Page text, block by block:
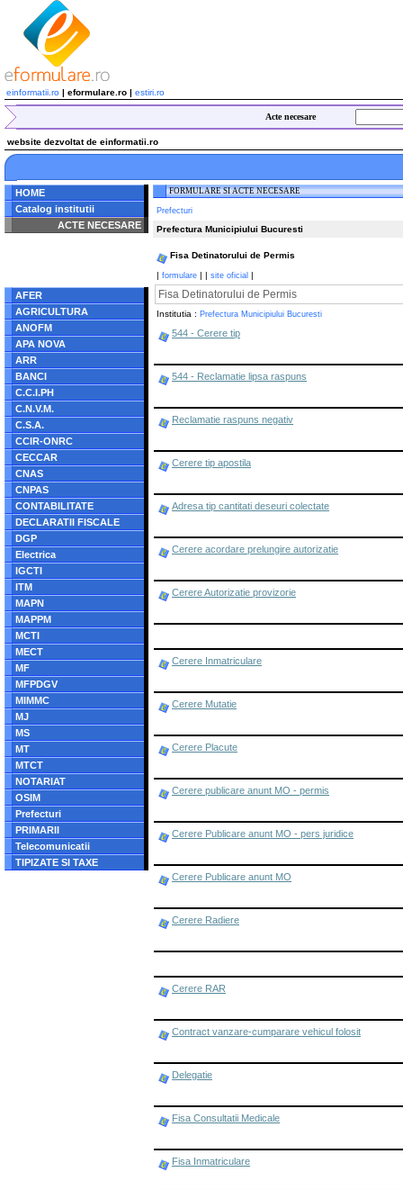
einformatii.ro | eformulare.ro | estiri.ro
Acte necesare
website dezvoltat de einformatii.ro
HOME
Catalog institutii
ACTE NECESARE
/home/eformulare.ro/public_html/navigare/stanga.php
AFER
AGRICULTURA
ANOFM
APA NOVA
ARR
BANCI
C.C.I.PH
C.N.V.M.
C.S.A.
CCIR-ONRC
CECCAR
CNAS
CNPAS
CONTABILITATE
DECLARATII FISCALE
DGP
Electrica
IGCTI
ITM
MAPN
MAPPM
MCTI
MECT
MF
MFPDGV
MIMMC
MJ
MS
MT
MTCT
NOTARIAT
OSIM
Prefecturi
PRIMARII
Telecomunicatii
TIPIZATE SI TAXE
FORMULARE SI ACTE NECESARE
Prefecturi
Prefectura Municipiului Bucuresti
Fisa Detinatorului de Permis
| formulare | | site oficial |
Fisa Detinatorului de Permis
Institutia : Prefectura Municipiului Bucuresti
544 - Cerere tip
544 - Reclamatie lipsa raspuns
Reclamatie raspuns negativ
Cerere tip apostila
Adresa tip cantitati deseuri colectate
Cerere acordare prelungire autorizatie
Cerere Autorizatie provizorie
Cerere Inmatriculare
Cerere Mutatie
Cerere Placute
Cerere publicare anunt MO - permis
Cerere Publicare anunt MO - pers juridice
Cerere Publicare anunt MO
Cerere Radiere
Cerere RAR
Contract vanzare-cumparare vehicul folosit
Delegatie
Fisa Consultatii Medicale
Fisa Inmatriculare